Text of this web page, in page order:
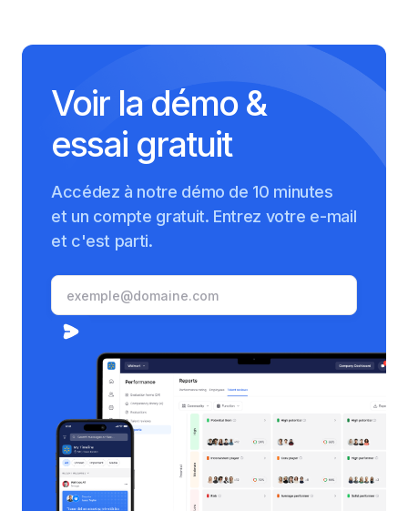
Voir la démo &
essai gratuit
Accédez à notre démo de 10 minutes
et un compte gratuit. Entrez votre e-mail
et c'est parti.